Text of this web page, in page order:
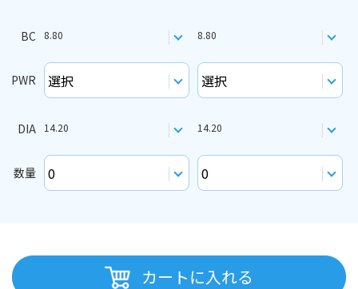
BC 8.80 8.80
PWR
DIA 14.20 14.20
数量
カートに入れる